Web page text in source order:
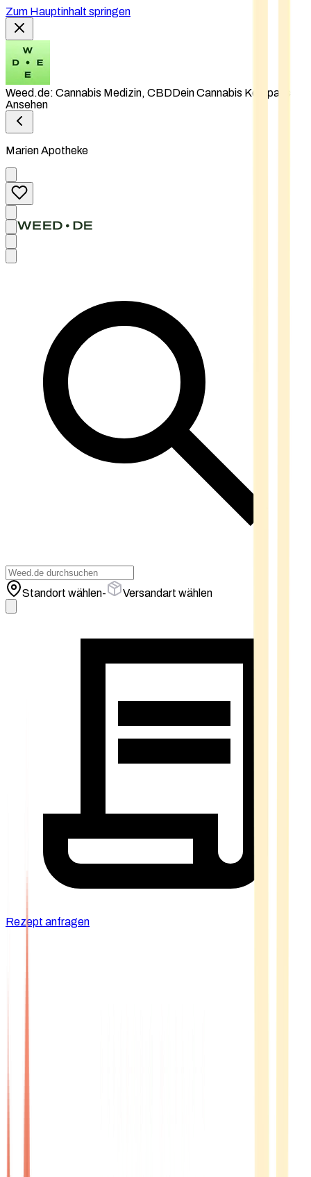
Zum Hauptinhalt springen
Weed.de: Cannabis Medizin, CBDDein Cannabis Kompass
Ansehen
Marien Apotheke
Standort wählen- Versandart wählen
Rezept anfragen